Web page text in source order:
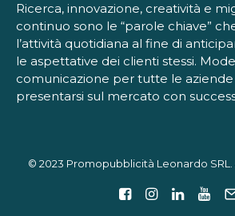
Ricerca, innovazione, creatività e
continuo sono le “parole chiave”
l’attività quotidiana al fine di
le aspettative dei clienti stessi.
comunicazione per tutte le
presentarsi sul mercato con
© 2023 Promopubblicità Leonardo SRL.